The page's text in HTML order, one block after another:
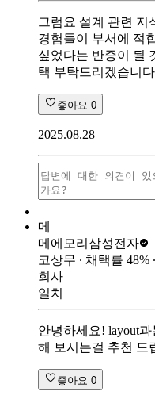
그럼요 설계 관련 지
경험들이 부서에 적
싶었다는 반증이 될
택 부탁드리겠습니
좋아요 0
2025.08.28
메
메에모리 삼성전자
코상무 ∙ 채택률 48% ∙
회사
일치
안녕하세요! layout
해 보시는걸 추천 드
좋아요 0